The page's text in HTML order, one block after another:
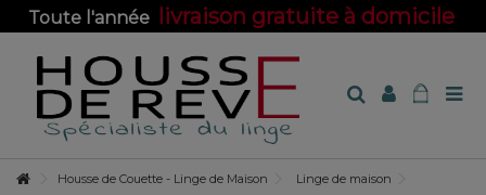
Toute l'année livraison gratuite à domicile
Housse de Couette - Linge de Maison
Linge de maison